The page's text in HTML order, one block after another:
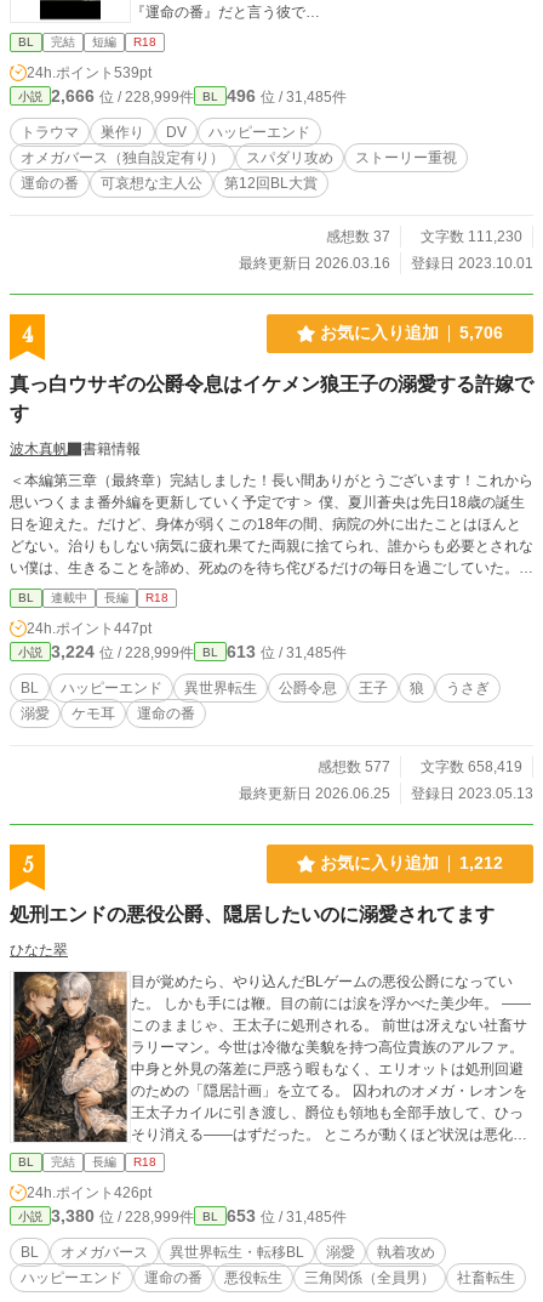
『運命の番』だと言う彼で…
BL 完結 短編 R18
24h.ポイント 539pt
小説 2,666 位 / 228,999件 BL 496 位 / 31,485件
トラウマ 巣作り DV
ハッピーエンド
オメガバース（独自設定有り）
スパダリ攻め
ストーリー重視
運命の番
可哀想な主人公 第12回BL大賞
感想数 37
文字数 111,230
最終更新日 2026.03.16
登録日 2023.10.01
4 お気に入り追加 5,706
真っ白ウサギの公爵令息はイケメン狼王子の溺愛する許嫁で
す
波木真帆
書籍情報
＜本編第三章（最終章）完結しました！長い間ありがとうございます！これから
思いつくまま番外編を更新していく予定です＞ 僕、夏川蒼央は先日18歳の誕生
日を迎えた。だけど、身体が弱くこの18年の間、病院の外に出たことはほんと
どない。治りもしない病気に疲れ果てた両親に捨てられ、誰からも必要とされな
い僕は、生きることを諦め、死ぬのを待ち侘びるだけの毎日を過ごしていた。そ
して、ようやく僕の命が尽きやっと親孝行ができた。 これで楽になる……そう
思っていたのに、気がつくと僕は新たな世界に生まれ変わっていた。 そこはケ
モ耳と尻尾付きで生まれる世界。 王家とその血筋である公爵家には狼が生まれ
るのが通常であるが、ごく稀にウサギ耳と尻尾を持つ子が生まれる。 狼の耳付
きが生まれるヴォルフ公爵家に生まれた真っ白なウサギ耳の僕・アズールは、生
まれながらに王子の許嫁に決まっているのだが、その王子がびっくりな容姿をし
ていて……。 愛されることだけを夢見ていた可愛いウサギ耳の公爵令息と神に
BL 連載中 長編 R18
24h.ポイント 447pt
小説 3,224 位 / 228,999件 BL 613 位 / 31,485件
BL ハッピーエンド 異世界転生 公爵令息 王子 狼
うさぎ
溺愛
ケモ耳 運命の番
感想数 577
文字数 658,419
最終更新日 2026.06.25
登録日 2023.05.13
5 お気に入り追加 1,212
処刑エンドの悪役公爵、隠居したいのに溺愛されてます
ひなた翠
目が覚めたら、やり込んだBLゲームの悪役公爵になってい
た。 しかも手には鞭。目の前には涙を浮かべた美少年。 ——
このままじゃ、王太子に処刑される。 前世は冴えない社畜サ
ラリーマン。今世は冷徹な美貌を持つ高位貴族のアルファ。
中身と外見の落差に戸惑う暇もなく、エリオットは処刑回避
のための「隠居計画」を立てる。 囚われのオメガ・レオンを
王太子カイルに引き渡し、爵位も領地も全部手放して、ひっ
そり消える——はずだった。 ところが動くほど状況は悪化し
ていく。 レオンを自由にしようとすれば「傍にいたい」と縋
りつかれ、 カイルに会えば「お前の匂いは甘い」と迫られ、
隠居を申し出れば「逃げるな」と退路を塞がれる。 しかもな
ぜか、子供の頃から飲んでいた「ビタミン剤」を忘れるた
び、身体がおかしくなる。 周囲のアルファたちの視線が絡み
つき、カイルの目の色が変わり—— 自分でも知らなかった秘
密が暴かれたとき、逃げ場はもう、どこにもなかった。 誰に
BL 完結 長編 R18
24h.ポイント 426pt
小説 3,380 位 / 228,999件 BL 653 位 / 31,485件
BL オメガバース 異世界転生・転移BL 溺愛
執着攻め
ハッピーエンド
運命の番 悪役転生 三角関係（全員男） 社畜転生